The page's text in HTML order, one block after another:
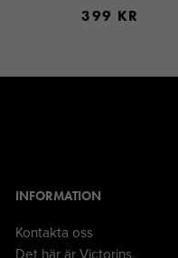
399 KR
INFORMATION
Kontakta oss